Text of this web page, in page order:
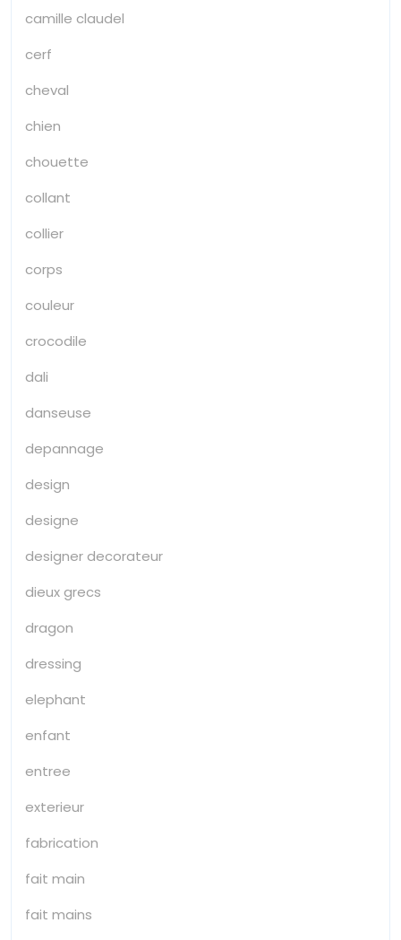
camille claudel
cerf
cheval
chien
chouette
collant
collier
corps
couleur
crocodile
dali
danseuse
depannage
design
designe
designer decorateur
dieux grecs
dragon
dressing
elephant
enfant
entree
exterieur
fabrication
fait main
fait mains